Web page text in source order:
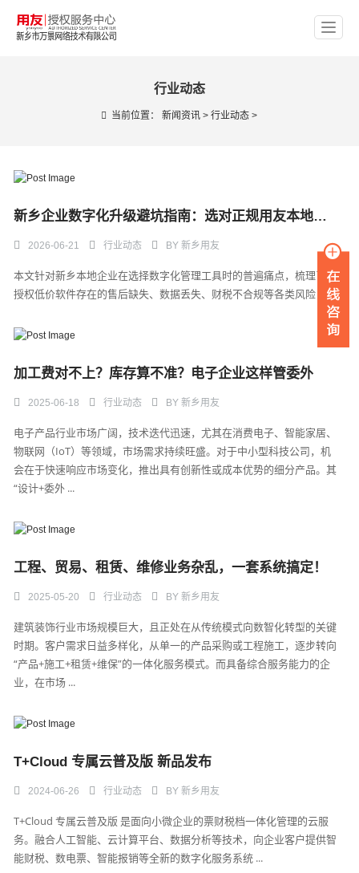
行业动态
当前位置：新闻资讯 >行业动态 >
新乡企业数字化升级避坑指南：选对正规用友本地代理商才是核心
2026-06-21 行业动态 BY新乡用友
本文针对新乡本地企业在选择数字化管理工具时的普遍痛点，梳理了非
授权低价软件存在的售后缺失、数据丢失、财税不合规等各类风险， ...
加工费对不上？库存算不准？电子企业这样管委外
2025-06-18 行业动态 BY新乡用友
电子产品行业市场广阔，技术迭代迅速，尤其在消费电子、智能家居、
物联网（IoT）等领域，市场需求持续旺盛。对于中小型科技公司，机
会在于快速响应市场变化，推出具有创新性或成本优势的细分产品。其
“设计+委外 ...
工程、贸易、租赁、维修业务杂乱，一套系统搞定！
2025-05-20 行业动态 BY新乡用友
建筑装饰行业市场规模巨大，且正处在从传统模式向数智化转型的关键
时期。客户需求日益多样化，从单一的产品采购或工程施工，逐步转向
“产品+施工+租赁+维保”的一体化服务模式。而具备综合服务能力的企
业，在市场 ...
T+Cloud 专属云普及版 新品发布
2024-06-26 行业动态 BY新乡用友
T+Cloud 专属云普及版 是面向小微企业的票财税档一体化管理的云服
务。融合人工智能、云计算平台、数据分析等技术，向企业客户提供智
能财税、数电票、智能报销等全新的数字化服务系统 ...